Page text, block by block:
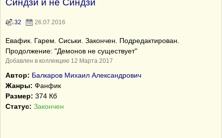
Синдзи и не Синдзи
32 26.07.2016
Евафик. Гарем. Сиськи. Закончен. Подредактирован.
Продолжение: "Демонов не существует"
Добавлен в коллекцию 12 Марта 2017
Автор: Балкаров Михаил Александрович
Жанры: Фанфик
Размер: 374 Кб
Статус: Закончен